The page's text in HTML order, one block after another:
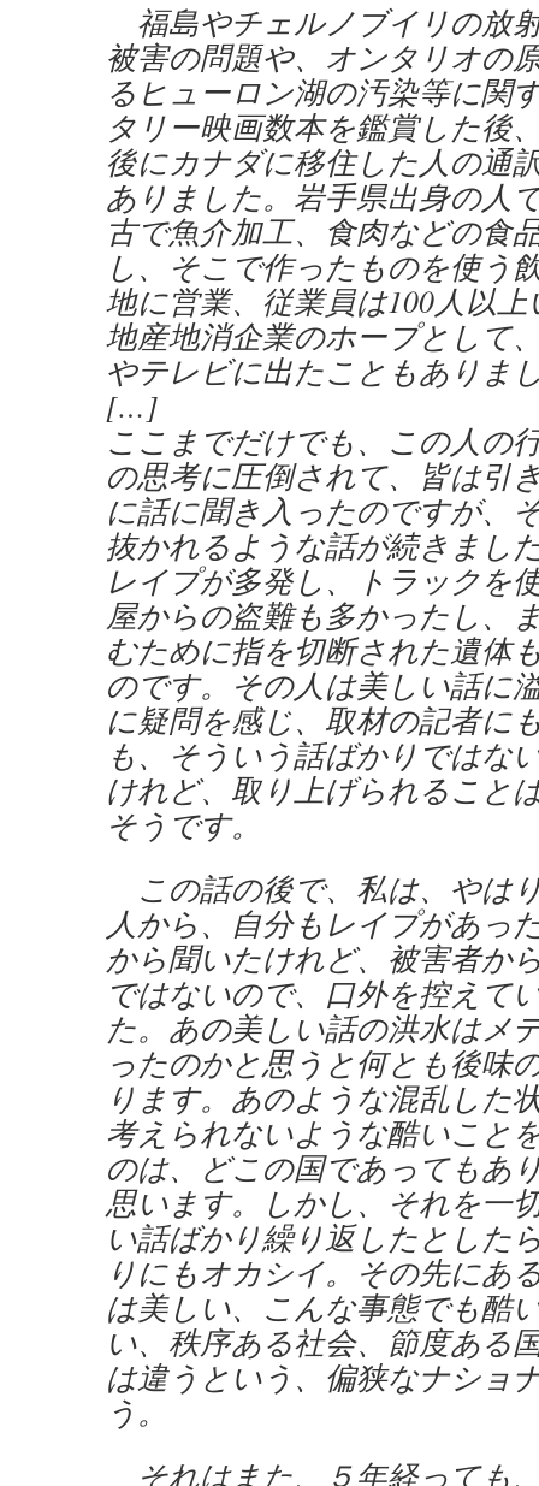
福島やチェルノブイリの放
被害の問題や、オンタリオの
るヒューロン湖の汚染等に関
タリー映画数本を鑑賞した後
後にカナダに移住した人の通
ありました。岩手県出身の人
古で魚介加工、食肉などの食
し、そこで作ったものを使う
地に営業、従業員は100人以
地産地消企業のホープとして
やテレビに出たこともありま
[…]
ここまでだけでも、この人の
の思考に圧倒されて、皆は引
に話に聞き入ったのですが、
抜かれるような話が続きまし
レイプが多発し、トラックを
屋からの盗難も多かったし、
むために指を切断された遺体
のです。その人は美しい話に
に疑問を感じ、取材の記者に
も、そういう話ばかりではな
けれど、取り上げられること
そうです。
この話の後で、私は、やは
人から、自分もレイプがあっ
から聞いたけれど、被害者か
ではないので、口外を控えて
た。あの美しい話の洪水はメ
ったのかと思うと何とも後味
ります。あのような混乱した
考えられないような酷いこと
のは、どこの国であってもあ
思います。しかし、それを一
い話ばかり繰り返したとした
りにもオカシイ。その先にあ
は美しい、こんな事態でも酷
い、秩序ある社会、節度ある
は違うという、偏狭なナショ
う。
それはまた、５年経っても